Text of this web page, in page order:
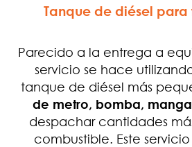
Tanque de diésel para
Parecido a la entrega a
servicio se hace
tanque de diésel más
de metro, bomba,
despachar cantidades
combustible. Este